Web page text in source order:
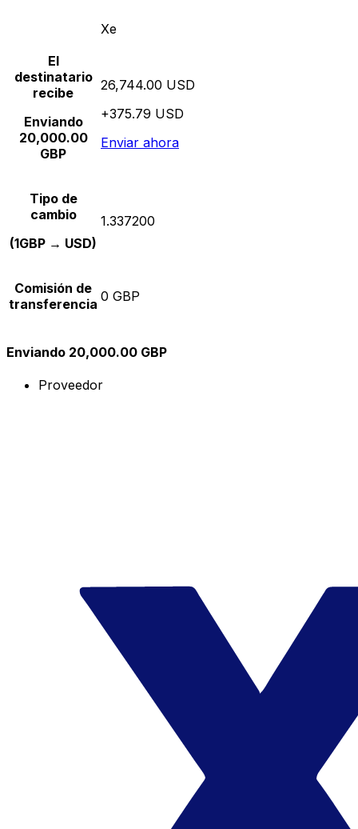
Xe
El
destinatario
recibe
Enviando
20,000.00
GBP
26,744.00 USD
+375.79 USD
Enviar ahora
Tipo de
cambio
(1GBP → USD)
1.337200
Comisión de
transferencia 0 GBP
Enviando 20,000.00 GBP
Proveedor